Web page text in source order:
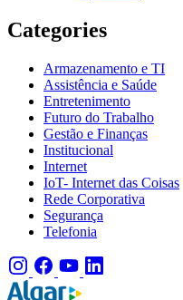
Categories
Armazenamento e TI
Assistência e Saúde
Entretenimento
Futuro do Trabalho
Gestão e Finanças
Institucional
Internet
IoT- Internet das Coisas
Rede Corporativa
Segurança
Telefonia